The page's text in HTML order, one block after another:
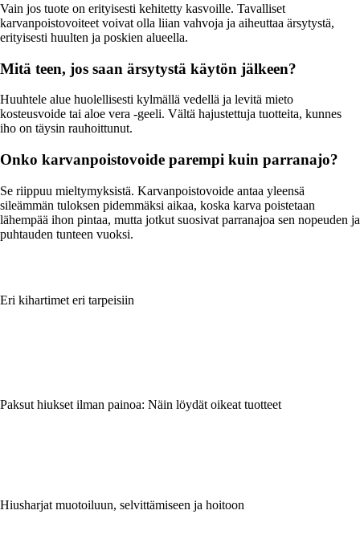
Vain jos tuote on erityisesti kehitetty kasvoille. Tavalliset
karvanpoistovoiteet voivat olla liian vahvoja ja aiheuttaa ärsytystä,
erityisesti huulten ja poskien alueella.
Mitä teen, jos saan ärsytystä käytön jälkeen?
Huuhtele alue huolellisesti kylmällä vedellä ja levitä mieto
kosteusvoide tai aloe vera -geeli. Vältä hajustettuja tuotteita, kunnes
iho on täysin rauhoittunut.
Onko karvanpoistovoide parempi kuin parranajo?
Se riippuu mieltymyksistä. Karvanpoistovoide antaa yleensä
sileämmän tuloksen pidemmäksi aikaa, koska karva poistetaan
lähempää ihon pintaa, mutta jotkut suosivat parranajoa sen nopeuden ja
puhtauden tunteen vuoksi.
Eri kihartimet eri tarpeisiin
Paksut hiukset ilman painoa: Näin löydät oikeat tuotteet
Hiusharjat muotoiluun, selvittämiseen ja hoitoon